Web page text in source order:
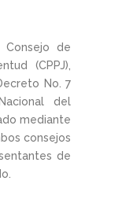
de
(CPPJ),
No. 7
del
mediante
consejos
de